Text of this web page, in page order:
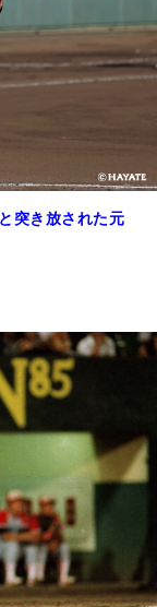
突き放された元